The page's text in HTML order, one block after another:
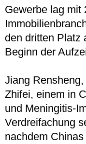
Gewerbe lag mit
den dritten Platz
Beginn der
Jiang
Zhifei, einem in
und Meningitis-
Verdreifachung
nachdem